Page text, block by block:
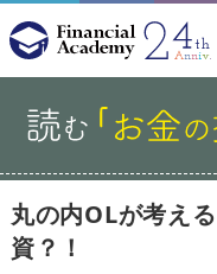
丸の内OLが考え
資？！